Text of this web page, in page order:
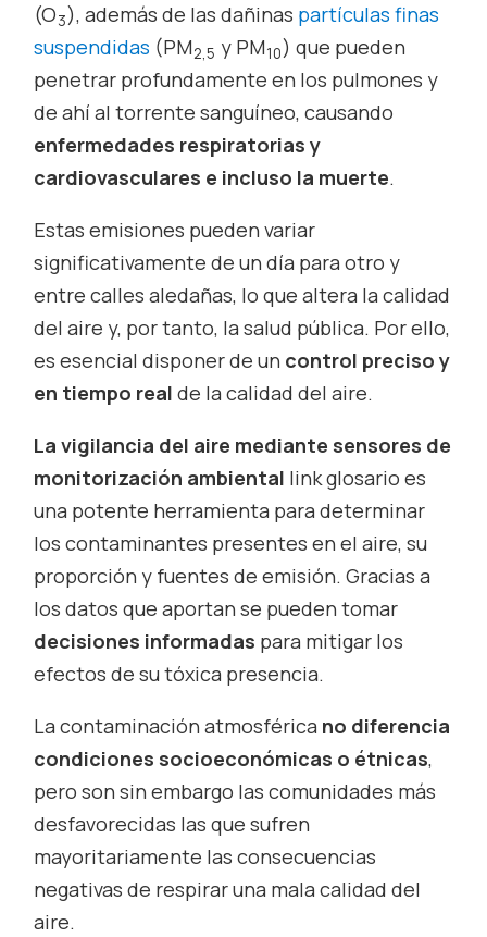
(O3), además de las dañinas partículas finas
suspendidas (PM2,5 y PM10) que pueden
penetrar profundamente en los pulmones y
de ahí al torrente sanguíneo, causando
enfermedades respiratorias y
cardiovasculares e incluso la muerte.
Estas emisiones pueden variar
significativamente de un día para otro y
entre calles aledañas, lo que altera la calidad
del aire y, por tanto, la salud pública. Por ello,
es esencial disponer de un control preciso y
en tiempo realde la calidad del aire.
La vigilancia del aire mediante sensores de
monitorización ambiental link glosario es
una potente herramienta para determinar
los contaminantes presentes en el aire, su
proporción y fuentes de emisión. Gracias a
los datos que aportan se pueden tomar
decisiones informadas para mitigar los
efectos de su tóxica presencia.
La contaminación atmosférica no diferencia
condiciones socioeconómicas o étnicas,
pero son sin embargo las comunidades más
desfavorecidas las que sufren
mayoritariamente las consecuencias
negativas de respirar una mala calidad del
aire.